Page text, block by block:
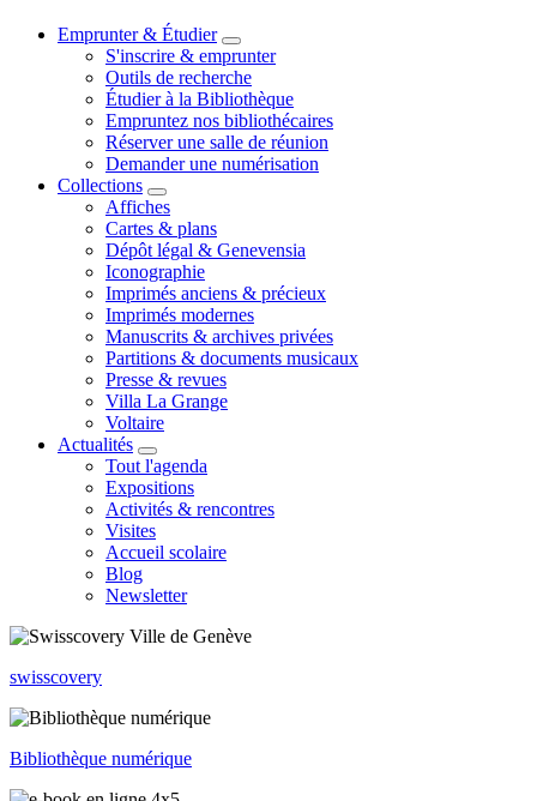
Emprunter & Étudier
S'inscrire & emprunter
Outils de recherche
Étudier à la Bibliothèque
Empruntez nos bibliothécaires
Réserver une salle de réunion
Demander une numérisation
Collections
Affiches
Cartes & plans
Dépôt légal & Genevensia
Iconographie
Imprimés anciens & précieux
Imprimés modernes
Manuscrits & archives privées
Partitions & documents musicaux
Presse & revues
Villa La Grange
Voltaire
Actualités
Tout l'agenda
Expositions
Activités & rencontres
Visites
Accueil scolaire
Blog
Newsletter
swisscovery
Bibliothèque numérique